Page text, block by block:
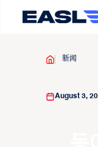
新闻
August 3,